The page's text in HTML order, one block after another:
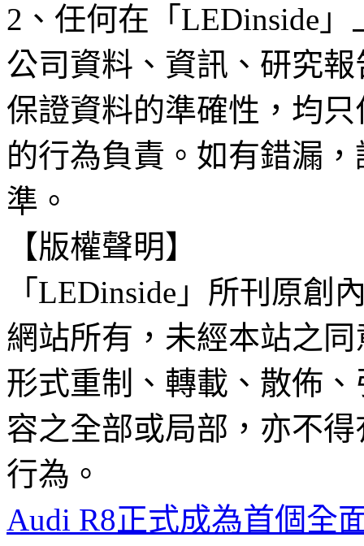
2、任何在「LEDinside
公司資料、資訊、研究
保證資料的準確性，均
的行為負責。如有錯漏
準。
【版權聲明】
「LEDinside」所刊原創
網站所有，未經本站之
形式重制、轉載、散佈
容之全部或局部，亦不
行為。
Audi R8正式成為首個全